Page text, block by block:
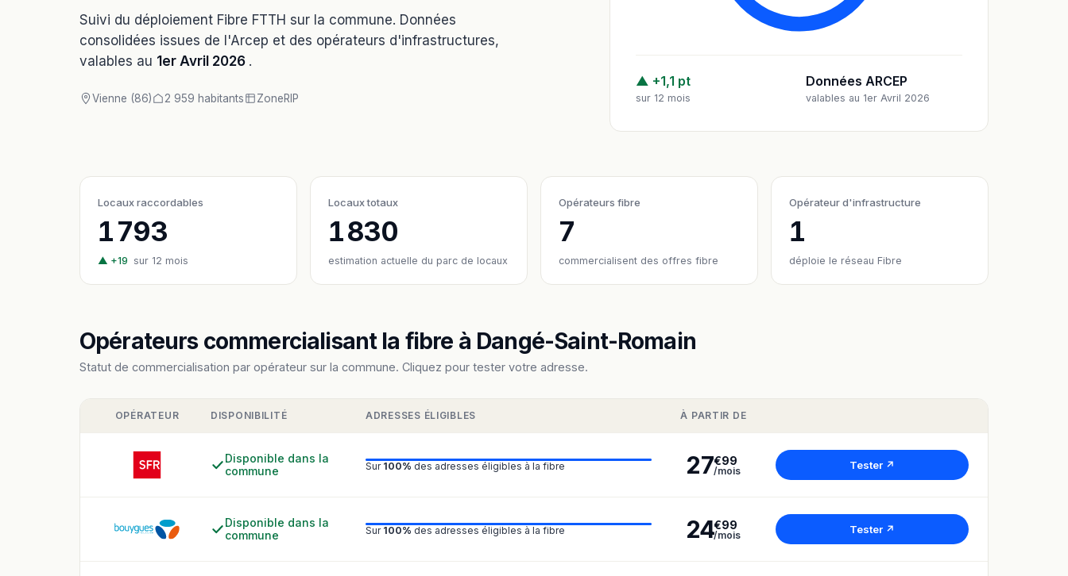
Suivi du déploiement Fibre FTTH sur la commune. Données
consolidées issues de l'Arcep et des opérateurs d'infrastructures,
valables au 1er Avril 2026 .
Vienne (86) 2 959 habitants ZoneRIP
▲ +1,1 pt
sur 12 mois
Données ARCEP
valables au 1er Avril 2026
Locaux raccordables
1 793
▲ +19 sur 12 mois
Locaux totaux
1 830
estimation actuelle du parc de locaux
Opérateurs fibre
7
commercialisent des offres fibre
Opérateur d'infrastructure
1
déploie le réseau Fibre
Opérateurs commercialisant la fibre à Dangé-Saint-Romain
Statut de commercialisation par opérateur sur la commune. Cliquez pour tester votre adresse.
OPÉRATEUR DISPONIBILITÉ ADRESSES ÉLIGIBLES À PARTIR DE
Disponible dans la
commune
Sur 100% des adresses éligibles à la fibre 27€99
/mois Tester ↗
Disponible dans la
commune
Sur 100% des adresses éligibles à la fibre 24€99
/mois Tester ↗